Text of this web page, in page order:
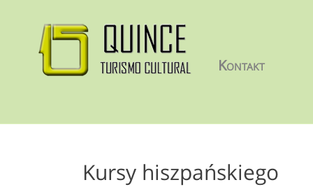
Kontakt
Kursy hiszpańskiego